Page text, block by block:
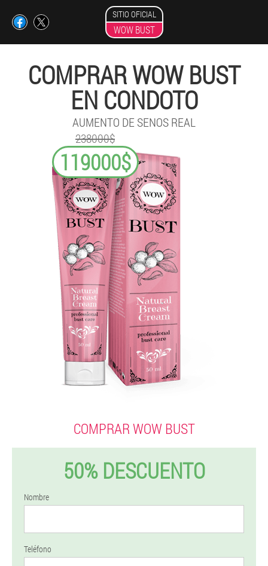
SITIO OFICIAL
WOW BUST
COMPRAR WOW BUST
EN CONDOTO
AUMENTO DE SENOS REAL
238000$
119000$
COMPRAR WOW BUST
50% DESCUENTO
Nombre
Teléfono